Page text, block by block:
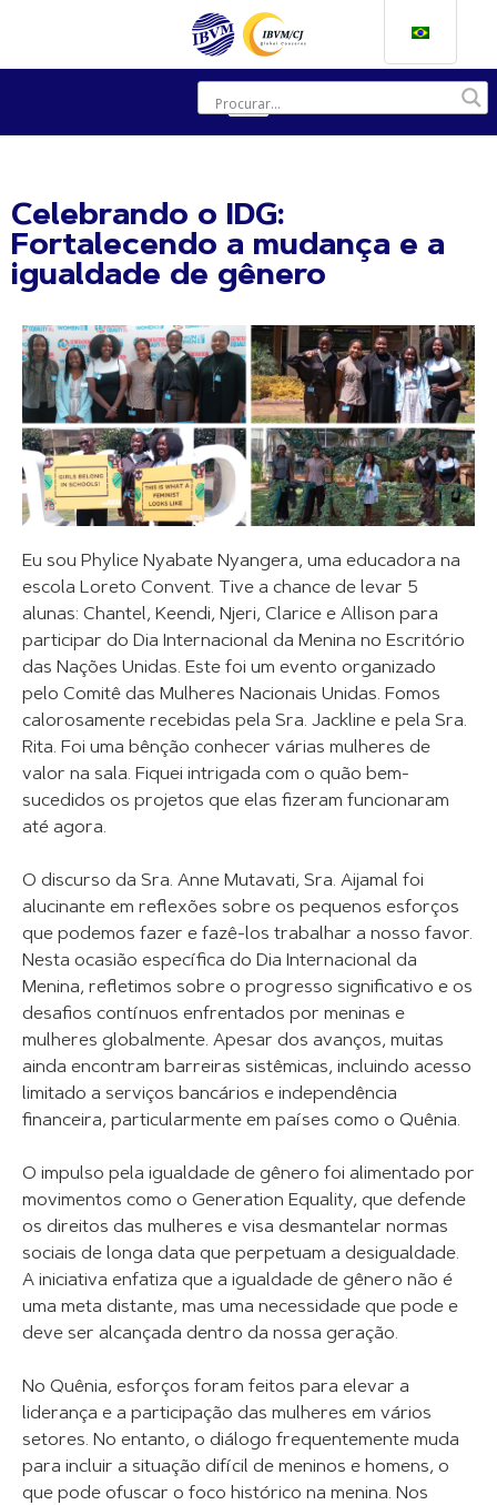
Celebrando o IDG:
Fortalecendo a mudança e a
igualdade de gênero
Eu sou Phylice Nyabate Nyangera, uma educadora na
escola Loreto Convent. Tive a chance de levar 5
alunas: Chantel, Keendi, Njeri, Clarice e Allison para
participar do Dia Internacional da Menina no Escritório
das Nações Unidas. Este foi um evento organizado
pelo Comitê das Mulheres Nacionais Unidas. Fomos
calorosamente recebidas pela Sra. Jackline e pela Sra.
Rita. Foi uma bênção conhecer várias mulheres de
valor na sala. Fiquei intrigada com o quão bem-
sucedidos os projetos que elas fizeram funcionaram
até agora.
O discurso da Sra. Anne Mutavati, Sra. Aijamal foi
alucinante em reflexões sobre os pequenos esforços
que podemos fazer e fazê-los trabalhar a nosso favor.
Nesta ocasião específica do Dia Internacional da
Menina, refletimos sobre o progresso significativo e os
desafios contínuos enfrentados por meninas e
mulheres globalmente. Apesar dos avanços, muitas
ainda encontram barreiras sistêmicas, incluindo acesso
limitado a serviços bancários e independência
financeira, particularmente em países como o Quênia.
O impulso pela igualdade de gênero foi alimentado por
movimentos como o Generation Equality, que defende
os direitos das mulheres e visa desmantelar normas
sociais de longa data que perpetuam a desigualdade.
A iniciativa enfatiza que a igualdade de gênero não é
uma meta distante, mas uma necessidade que pode e
deve ser alcançada dentro da nossa geração.
No Quênia, esforços foram feitos para elevar a
liderança e a participação das mulheres em vários
setores. No entanto, o diálogo frequentemente muda
para incluir a situação difícil de meninos e homens, o
que pode ofuscar o foco histórico na menina. Nos